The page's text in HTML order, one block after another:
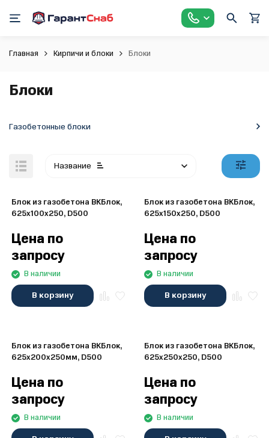
Главная Кирпичи и блоки Блоки
Блоки
Газобетонные блоки
Название
Блок из газобетона ВКБлок,
625x100x250, D500
Цена по
запросу
В наличии
В корзину
Блок из газобетона ВКБлок,
625x150x250, D500
Цена по
запросу
В наличии
В корзину
Блок из газобетона ВКБлок,
625x200x250мм, D500
Цена по
запросу
В наличии
Блок из газобетона ВКБлок,
625x250x250, D500
Цена по
запросу
В наличии